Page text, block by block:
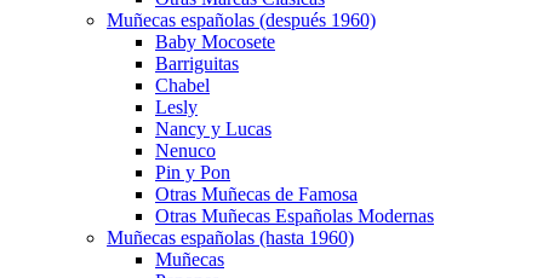
Muñecas españolas (después 1960)
Baby Mocosete
Barriguitas
Chabel
Lesly
Nancy y Lucas
Nenuco
Pin y Pon
Otras Muñecas de Famosa
Otras Muñecas Españolas Modernas
Muñecas españolas (hasta 1960)
Muñecas